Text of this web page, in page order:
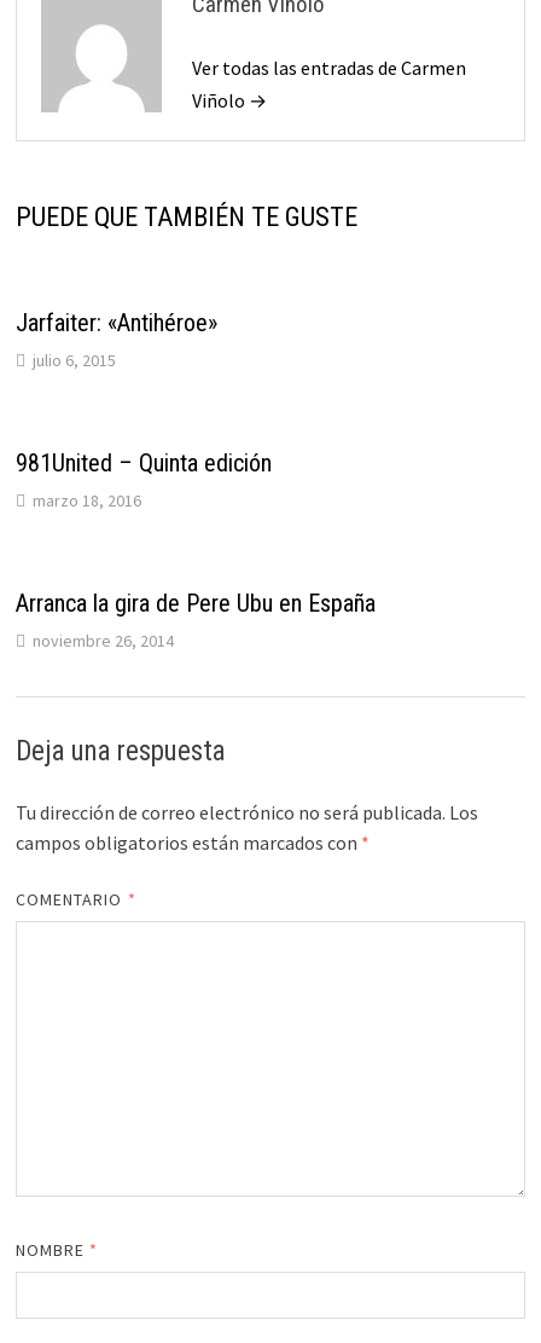
Ver todas las entradas de Carmen
Viñolo →
PUEDE QUE TAMBIÉN TE GUSTE
Jarfaiter: «Antihéroe»
julio 6, 2015
981United – Quinta edición
marzo 18, 2016
Arranca la gira de Pere Ubu en España
noviembre 26, 2014
Deja una respuesta
Tu dirección de correo electrónico no será publicada. Los
campos obligatorios están marcados con *
COMENTARIO *
NOMBRE *